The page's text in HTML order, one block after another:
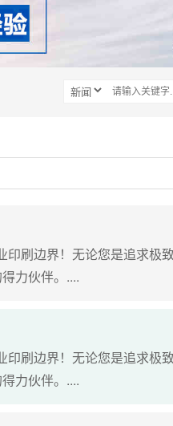
刷边界！无论您是追求极
力伙伴。....
刷边界！无论您是追求极
力伙伴。....